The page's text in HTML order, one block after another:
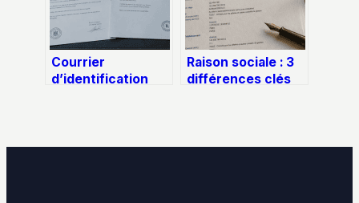
Courrier
d’identification
Raison sociale : 3
différences clés
statut